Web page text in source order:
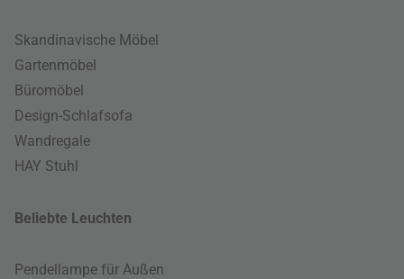
Skandinavische Möbel
Gartenmöbel
Büromöbel
Design-Schlafsofa
Wandregale
HAY Stuhl
Beliebte Leuchten
Pendellampe für Außen